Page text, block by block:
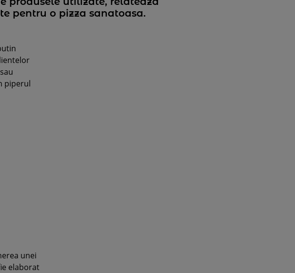
pentru o pizza sanatoasa.
piperul
unei
elaborat